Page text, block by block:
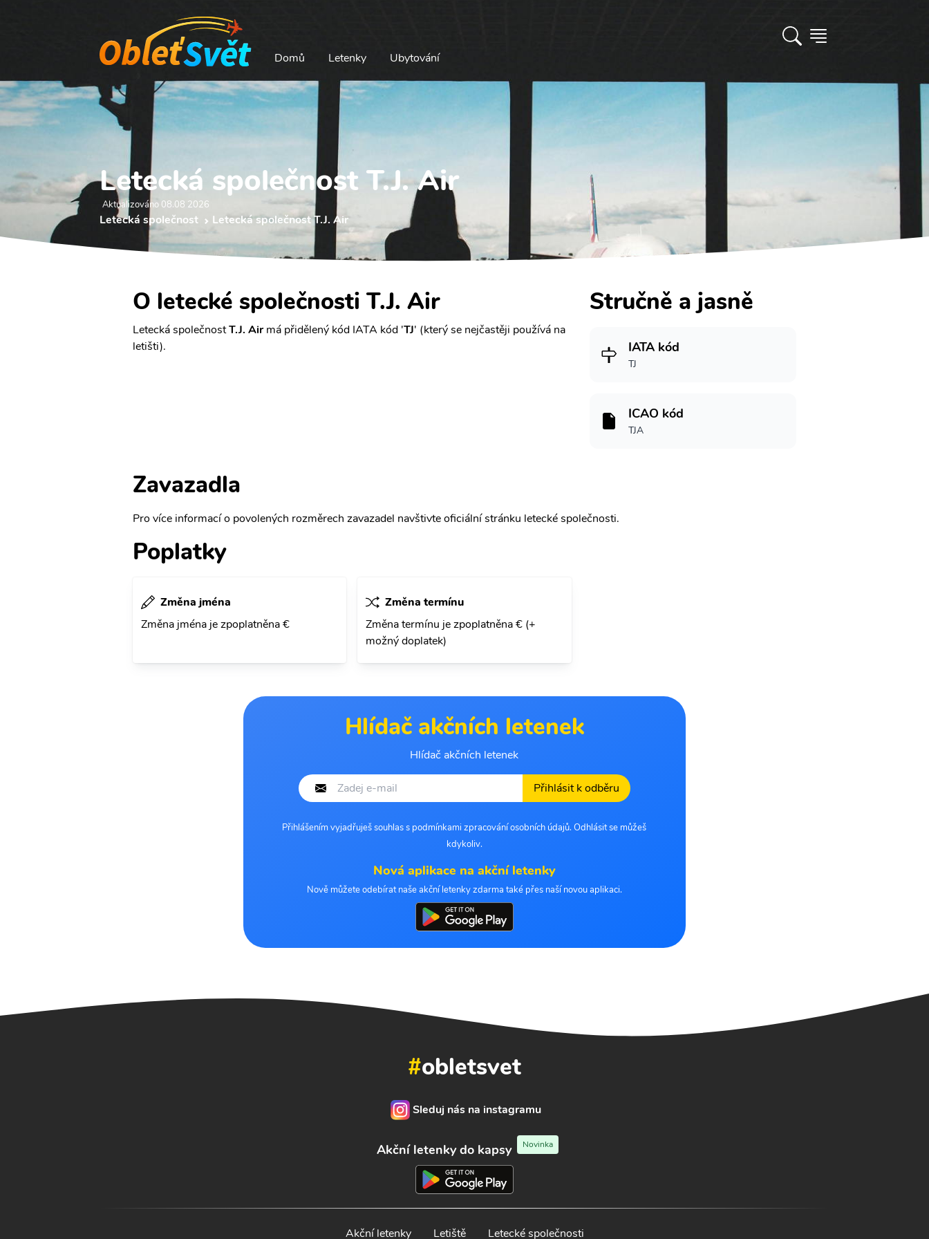
Domů Letenky Ubytování
Letecká společnost T.J. Air
Aktualizováno 08.08 2026
Letecká společnost Letecká společnost T.J. Air
O letecké společnosti T.J. Air
Letecká společnostT.J. Airmá přidělený kód IATA kód 'TJ' (který se nejčastěji používá na
letišti).
Stručně a jasně
IATA kód
TJ
ICAO kód
TJA
Zavazadla
Pro více informací o povolených rozměrech zavazadel navštivte oficiální stránku letecké společnosti.
Poplatky
Změna jména
Změna jména je zpoplatněna €
Změna termínu
Změna termínu je zpoplatněna € (+
možný doplatek)
Hlídač akčních letenek
Hlídač akčních letenek
Přihlásit k odběru
Přihlášením vyjadřuješ souhlas s podmínkami zpracování osobních údajů. Odhlásit se můžeš
kdykoliv.
Nová aplikace na akční letenky
Nově můžete odebírat naše akční letenky zdarma také přes naší novou aplikaci.
#obletsvet
Sleduj nás na instagramu
Akční letenky do kapsy Novinka
Akční letenky Letiště Letecké společnosti